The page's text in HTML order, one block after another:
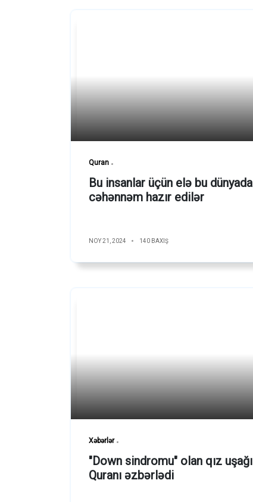
Quran
Bu insanlar üçün elə bu dünyada
cəhənnəm hazır edilər
NOY 21, 2024 140 BAXIŞ
Xəbərlər
"Down sindromu" olan qız uşağı
Quranı əzbərlədi